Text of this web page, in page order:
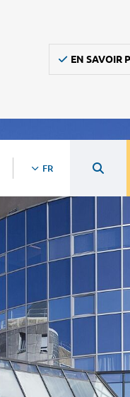
EN SAVOIR
FR